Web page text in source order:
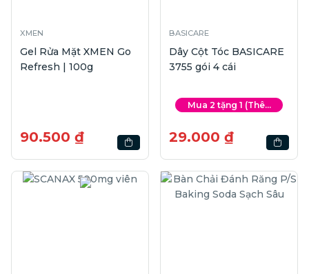
XMEN
Gel Rửa Mặt XMEN Go
Refresh | 100g
90.500 ₫
BASICARE
Dây Cột Tóc BASICARE
3755 gói 4 cái
Mua 2 tặng 1 (Thê...
29.000 ₫